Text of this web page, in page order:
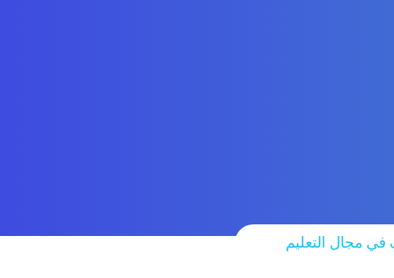
في مجال التعليم